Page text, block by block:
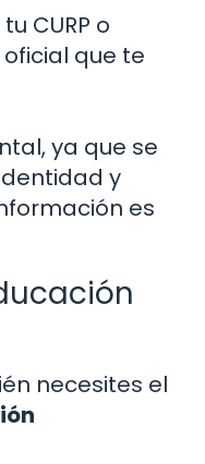
CURP o
que te
ya que se
y
es
necesites el